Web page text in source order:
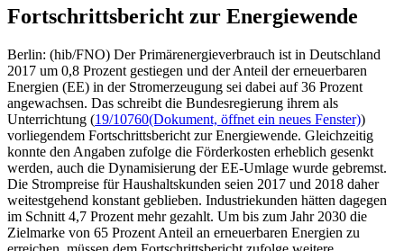
Fortschrittsbericht zur Energiewende
Berlin: (hib/FNO) Der Primärenergieverbrauch ist in Deutschland
2017 um 0,8 Prozent gestiegen und der Anteil der erneuerbaren
Energien (EE) in der Stromerzeugung sei dabei auf 36 Prozent
angewachsen. Das schreibt die Bundesregierung ihrem als
Unterrichtung (19/10760(Dokument, öffnet ein neues Fenster))
vorliegendem Fortschrittsbericht zur Energiewende. Gleichzeitig
konnte den Angaben zufolge die Förderkosten erheblich gesenkt
werden, auch die Dynamisierung der EE-Umlage wurde gebremst.
Die Strompreise für Haushaltskunden seien 2017 und 2018 daher
weitestgehend konstant geblieben. Industriekunden hätten dagegen
im Schnitt 4,7 Prozent mehr gezahlt. Um bis zum Jahr 2030 die
Zielmarke von 65 Prozent Anteil an erneuerbaren Energien zu